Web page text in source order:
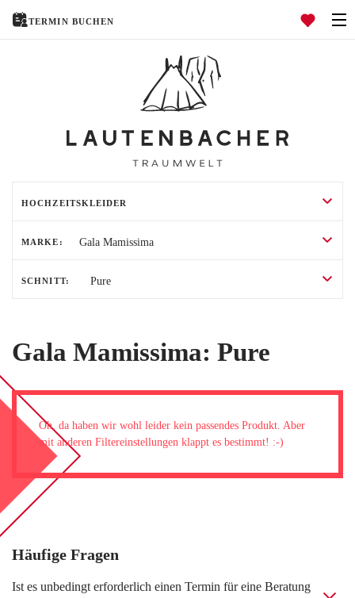
TERMIN BUCHEN
BLOG
LOVEBOX
FAQ
FAVORITEN
MARKE:
SCHNITT:
Gala Mamissima: Pure
Oh, da haben wir wohl leider kein passendes Produkt. Aber
mit anderen Filtereinstellungen klappt es bestimmt! :-)
Häufige Fragen
Ist es unbedingt erforderlich einen Termin für eine Beratung